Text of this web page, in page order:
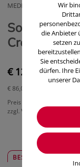
MEDICE ARZNEIMITTEL
Soventol
Creme
€ 12,90
€ 86,00
Preis inkl. MwSt.
zzgl. Versandkosten
BESCHREIBUNG
Wir
die Anbieter
setzen
Sie
dürfen. Ihre
unserer